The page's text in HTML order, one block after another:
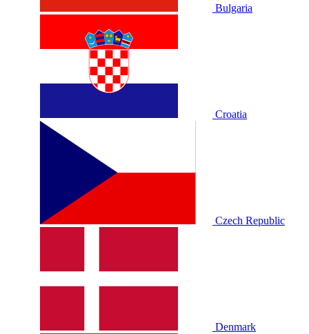
Bulgaria
Croatia
Czech Republic
Denmark